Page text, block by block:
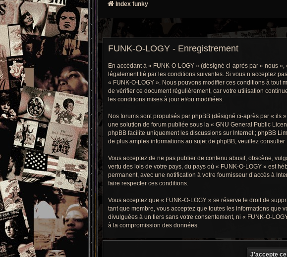
Index funky
FUNK-O-LOGY - Enregistrement
En accédant à « FUNK-O-LOGY » (désigné ci-après par « nous
légalement lié par les conditions suivantes. Si vous n’acceptez
« FUNK-O-LOGY ». Nous pouvons modifier ces conditions à tout
de vérifier ce document régulièrement, car votre utilisation
les conditions mises à jour et/ou modifiées.
Nos forums sont propulsés par phpBB (désigné ci-après par « ils
une solution de forum publiée sous la « GNU General Public
phpBB facilite uniquement les discussions sur Internet ; phpBB
de plus amples informations au sujet de phpBB, veuillez consulter
Vous acceptez de ne pas publier de contenu abusif, obscène,
vertu des lois de votre pays, du pays où « FUNK-O-LOGY » est
permanent, avec une notification à votre fournisseur d’accès à
faire respecter ces conditions.
Vous acceptez que « FUNK-O-LOGY » se réserve le droit de
tant que membre, vous acceptez que toutes les informations que
divulguées à un tiers sans votre consentement, ni « FUNK-O-
à la compromission des données.